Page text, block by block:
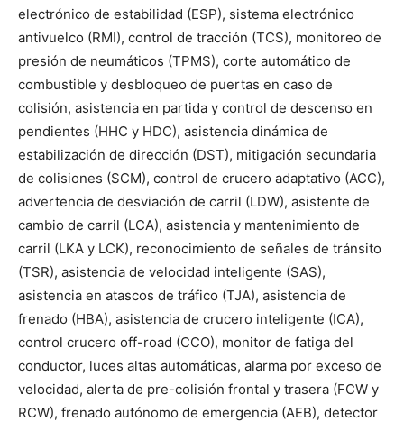
electrónico de estabilidad (ESP), sistema electrónico
antivuelco (RMI), control de tracción (TCS), monitoreo de
presión de neumáticos (TPMS), corte automático de
combustible y desbloqueo de puertas en caso de
colisión, asistencia en partida y control de descenso en
pendientes (HHC y HDC), asistencia dinámica de
estabilización de dirección (DST), mitigación secundaria
de colisiones (SCM), control de crucero adaptativo (ACC),
advertencia de desviación de carril (LDW), asistente de
cambio de carril (LCA), asistencia y mantenimiento de
carril (LKA y LCK), reconocimiento de señales de tránsito
(TSR), asistencia de velocidad inteligente (SAS),
asistencia en atascos de tráfico (TJA), asistencia de
frenado (HBA), asistencia de crucero inteligente (ICA),
control crucero off-road (CCO), monitor de fatiga del
conductor, luces altas automáticas, alarma por exceso de
velocidad, alerta de pre-colisión frontal y trasera (FCW y
RCW), frenado autónomo de emergencia (AEB), detector